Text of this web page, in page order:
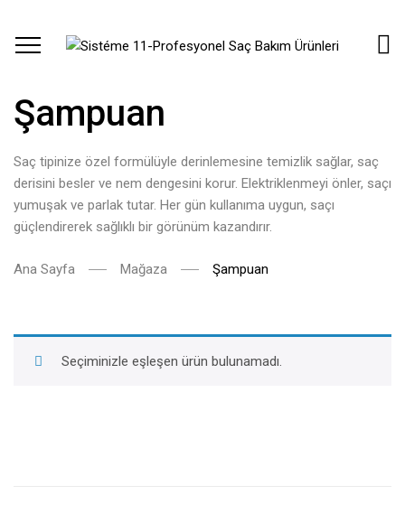
Şampuan
Saç tipinize özel formülüyle derinlemesine temizlik sağlar, saç
derisini besler ve nem dengesini korur. Elektriklenmeyi önler, saçı
yumuşak ve parlak tutar. Her gün kullanıma uygun, saçı
güçlendirerek sağlıklı bir görünüm kazandırır.
Ana Sayfa Mağaza Şampuan
Seçiminizle eşleşen ürün bulunamadı.